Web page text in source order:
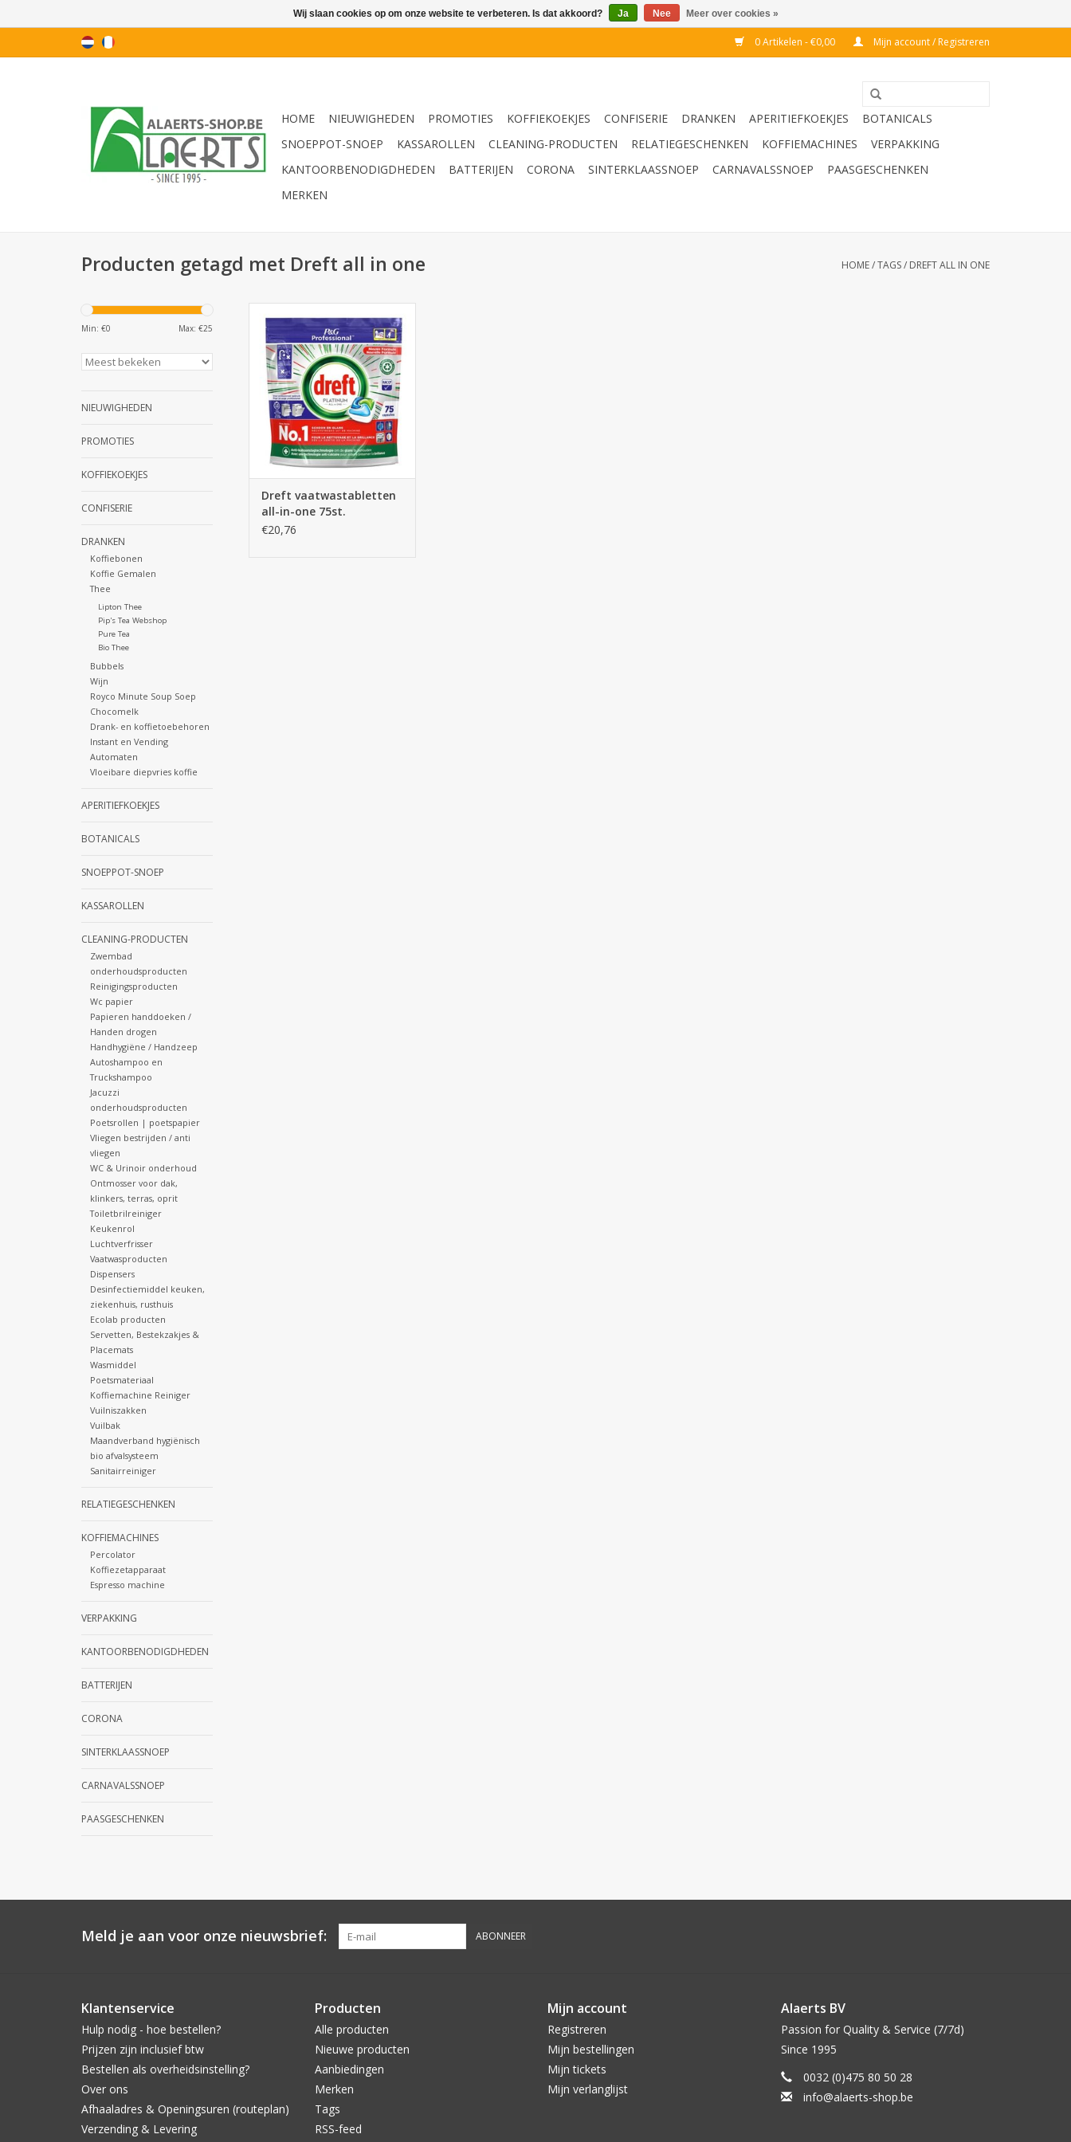
0 Artikelen - €0,00 Mijn account / Registreren
HOME NIEUWIGHEDEN PROMOTIES KOFFIEKOEKJES CONFISERIE DRANKEN APERITIEFKOEKJES
BOTANICALS
SNOEPPOT-SNOEP
KASSAROLLEN CLEANING-PRODUCTEN RELATIEGESCHENKEN KOFFIEMACHINES
VERPAKKING
KANTOORBENODIGDHEDEN
BATTERIJEN CORONA SINTERKLAASSNOEP CARNAVALSSNOEP
PAASGESCHENKEN
MERKEN
Producten getagd met Dreft all in one HOME/TAGS/ DREFT ALL IN ONE
Min: €0 Max: €25
NIEUWIGHEDEN
PROMOTIES
KOFFIEKOEKJES
CONFISERIE
DRANKEN
Koffiebonen
Koffie Gemalen
Thee
Lipton Thee
Pip's Tea Webshop
Pure Tea
Bio Thee
Bubbels
Wijn
Royco Minute Soup Soep
Chocomelk
Drank- en koffietoebehoren
Instant en Vending
Automaten
Vloeibare diepvries koffie
APERITIEFKOEKJES
BOTANICALS
SNOEPPOT-SNOEP
KASSAROLLEN
CLEANING-PRODUCTEN
Zwembad
onderhoudsproducten
Reinigingsproducten
Wc papier
Papieren handdoeken /
Handen drogen
Handhygiëne / Handzeep
Autoshampoo en
Truckshampoo
Jacuzzi
onderhoudsproducten
Poetsrollen | poetspapier
Vliegen bestrijden / anti
vliegen
WC & Urinoir onderhoud
Ontmosser voor dak,
klinkers, terras, oprit
Toiletbrilreiniger
Keukenrol
Luchtverfrisser
Vaatwasproducten
Dispensers
Desinfectiemiddel keuken,
ziekenhuis, rusthuis
Ecolab producten
Servetten, Bestekzakjes &
Placemats
Wasmiddel
Poetsmateriaal
Koffiemachine Reiniger
Vuilniszakken
Vuilbak
Maandverband hygiënisch
bio afvalsysteem
Sanitairreiniger
RELATIEGESCHENKEN
KOFFIEMACHINES
Percolator
Koffiezetapparaat
Espresso machine
VERPAKKING
KANTOORBENODIGDHEDEN
BATTERIJEN
CORONA
SINTERKLAASSNOEP
CARNAVALSSNOEP
PAASGESCHENKEN
75st.
TOEVOEGEN AAN WINKELWAGEN
Dreft vaatwastabletten
all-in-one 75st.
€20,76
Meld je aan voor onze nieuwsbrief: ABONNEER
Klantenservice
Hulp nodig - hoe bestellen?
Prijzen zijn inclusief btw
Bestellen als overheidsinstelling?
Over ons
Afhaaladres & Openingsuren (routeplan)
Verzending & Levering
Producten
Alle producten
Nieuwe producten
Aanbiedingen
Merken
Tags
RSS-feed
Mijn account
Registreren
Mijn bestellingen
Mijn tickets
Mijn verlanglijst
Alaerts BV
Passion for Quality & Service (7/7d)
Since 1995
0032 (0)475 80 50 28
info@alaerts-shop.be
Wij slaan cookies op om onze website te verbeteren. Is dat akkoord? Ja Nee Meer over cookies »